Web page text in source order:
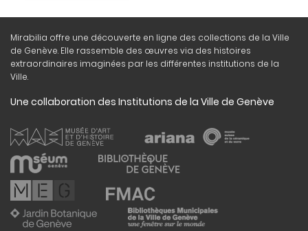
Mirabilia offre une découverte en ligne des collections de la Ville
de Genève. Elle rassemble des œuvres via des histoires
extraordinaires imaginées par les différentes institutions de la
Ville.
Une collaboration des Institutions de la Ville de Genève